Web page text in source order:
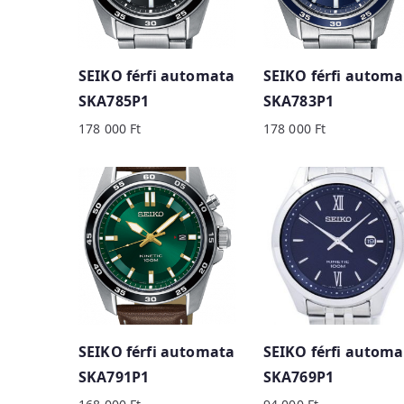
y
p
i
c
e
h
i
g
h
t
o
o
w
SEIKO férfi automata
SKA785P1
178 000 Ft
SEIKO férfi
SKA783P1
178 000 Ft
SEIKO férfi automata
SKA791P1
SEIKO férfi
SKA769P1